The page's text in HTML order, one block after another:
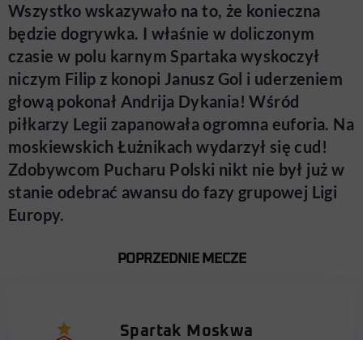
Wszystko wskazywało na to, że konieczna
będzie dogrywka. I właśnie w doliczonym
czasie w polu karnym Spartaka wyskoczył
niczym Filip z konopi Janusz Gol i uderzeniem
głową pokonał Andrija Dykania! Wśród
piłkarzy Legii zapanowała ogromna euforia. Na
moskiewskich Łużnikach wydarzył się cud!
Zdobywcom Pucharu Polski nikt nie był już w
stanie odebrać awansu do fazy grupowej Ligi
Europy.
POPRZEDNIE MECZE
Spartak Moskwa